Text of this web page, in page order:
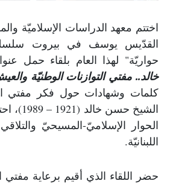
اختتم معهد الدراسات الإسلاميّة
القدّيس يوسف في بيروت
حواريّة" لهذا العام بلقاء حمل
خالد.. مفتي التوازنات الوطنيّة
كلمات وشهادات حول فكر مفتي
الشيخ حسن
الحوار الإسلاميّ-المسيحيّ
اللبنانيّة.
حضر اللقاء الذي أقيم برعاية مفتي